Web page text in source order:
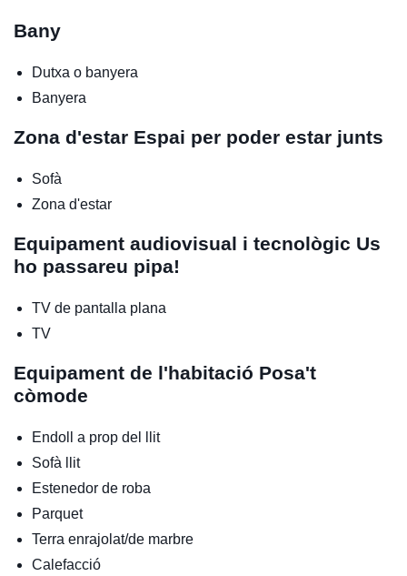
Bany
Dutxa o banyera
Banyera
Zona d'estar Espai per poder estar junts
Sofà
Zona d'estar
Equipament audiovisual i tecnològic Us
ho passareu pipa!
TV de pantalla plana
TV
Equipament de l'habitació Posa't
còmode
Endoll a prop del llit
Sofà llit
Estenedor de roba
Parquet
Terra enrajolat/de marbre
Calefacció